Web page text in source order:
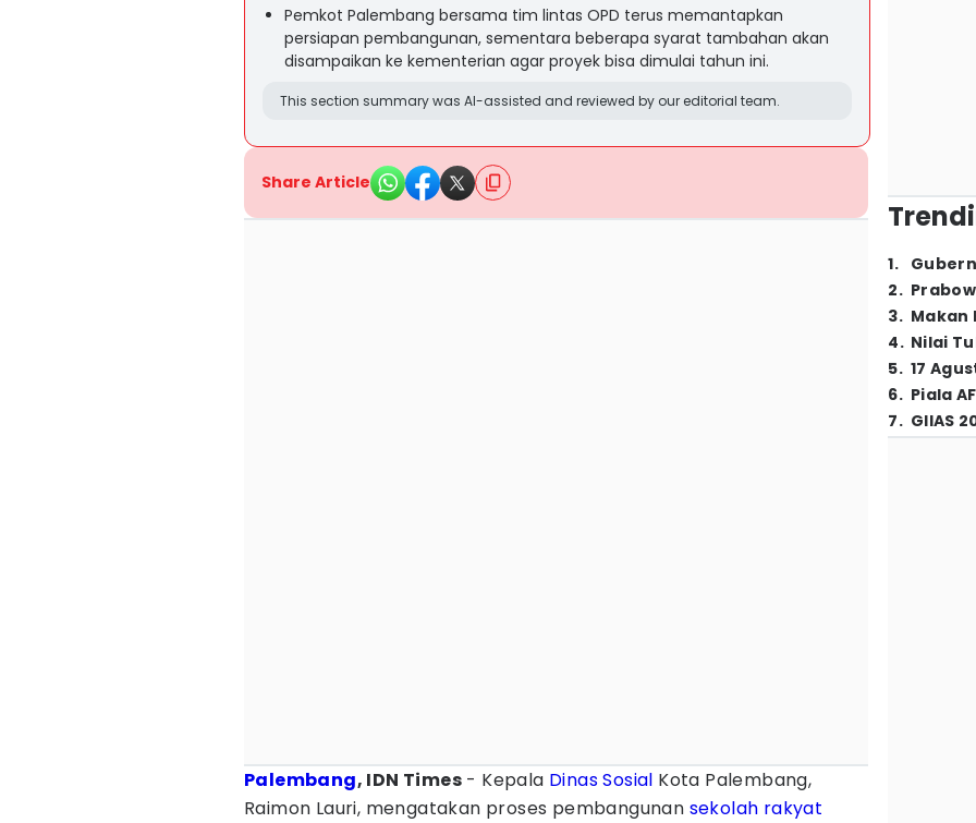
Pemkot Palembang bersama tim lintas OPD terus memantapkan
persiapan pembangunan, sementara beberapa syarat tambahan akan
disampaikan ke kementerian agar proyek bisa dimulai tahun ini.
This section summary was AI-assisted and reviewed by our editorial team.
Share Article
Palembang, IDN Times - Kepala Dinas Sosial Kota Palembang,
Raimon Lauri, mengatakan proses pembangunan sekolah rakyat
1.
2.
3. Makan
4. Nilai
5. 17
6. Piala
7. GIIAS